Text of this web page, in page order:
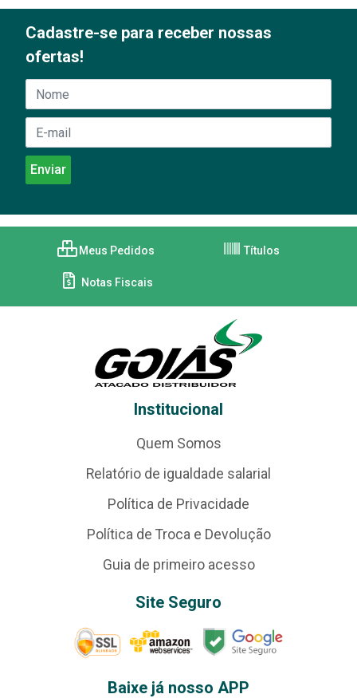
Cadastre-se para receber nossas
ofertas!
Meus Pedidos Títulos
Notas Fiscais
Institucional
Quem Somos
Relatório de igualdade salarial
Política de Privacidade
Política de Troca e Devolução
Guia de primeiro acesso
Site Seguro
Baixe já nosso APP